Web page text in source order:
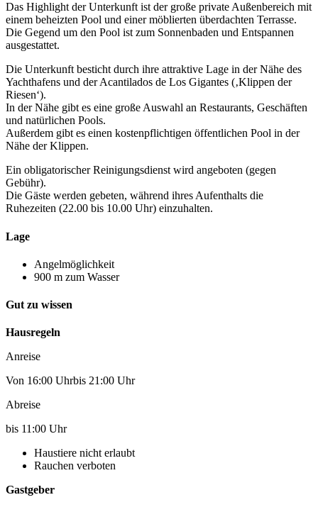
Das Highlight der Unterkunft ist der große private Außenbereich mit
einem beheizten Pool und einer möblierten überdachten Terrasse.
Die Gegend um den Pool ist zum Sonnenbaden und Entspannen
ausgestattet.
Die Unterkunft besticht durch ihre attraktive Lage in der Nähe des
Yachthafens und der Acantilados de Los Gigantes (‚Klippen der
Riesen‘).
In der Nähe gibt es eine große Auswahl an Restaurants, Geschäften
und natürlichen Pools.
Außerdem gibt es einen kostenpflichtigen öffentlichen Pool in der
Nähe der Klippen.
Ein obligatorischer Reinigungsdienst wird angeboten (gegen
Gebühr).
Die Gäste werden gebeten, während ihres Aufenthalts die
Ruhezeiten (22.00 bis 10.00 Uhr) einzuhalten.
Lage
Angelmöglichkeit
900 m zum Wasser
Gut zu wissen
Hausregeln
Anreise
Von 16:00 Uhrbis 21:00 Uhr
Abreise
bis 11:00 Uhr
Haustiere nicht erlaubt
Rauchen verboten
Gastgeber